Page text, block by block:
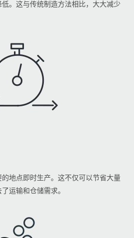
。这与传统制造方法相比，大大减少
地点即时生产。这不仅可以节省大量
运输和仓储需求。